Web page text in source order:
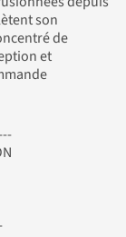
son
de
et